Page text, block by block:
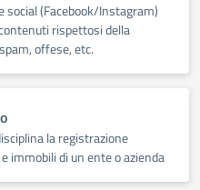
social (Facebook/Instagram)
rispettosi della
offese, etc.
la registrazione
immobili di un ente o azienda